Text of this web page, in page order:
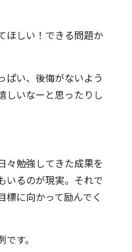
ほしい！ できる問題か
ぱい、後悔がないよう
しいなー と思ったりし
々勉強してきた成果を
いるのが現実。それで
に向かって励んでく
す。